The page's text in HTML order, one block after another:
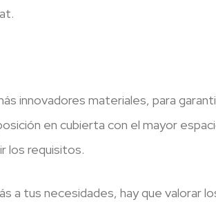
innovadores materiales, para
en cubierta con el mayor
los requisitos.
a tus necesidades, hay que valorar